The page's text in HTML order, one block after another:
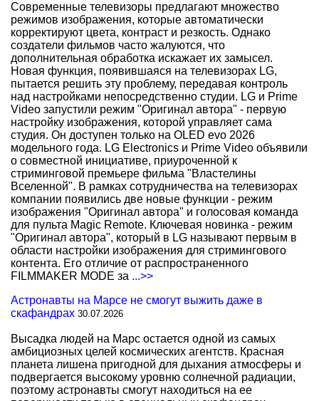
Современные телевизоры предлагают множество
режимов изображения, которые автоматически
корректируют цвета, контраст и резкость. Однако
создатели фильмов часто жалуются, что
дополнительная обработка искажает их замысел.
Новая функция, появившаяся на телевизорах LG,
пытается решить эту проблему, передавая контроль
над настройками непосредственно студии. LG и Prime
Video запустили режим "Оригинал автора" - первую
настройку изображения, которой управляет сама
студия. Он доступен только на OLED evo 2026
модельного года. LG Electronics и Prime Video объявили
о совместной инициативе, приуроченной к
стриминговой премьере фильма "Властелины
Вселенной". В рамках сотрудничества на телевизорах
компании появились две новые функции - режим
изображения "Оригинал автора" и голосовая команда
для пульта Magic Remote. Ключевая новинка - режим
"Оригинал автора", который в LG называют первым в
области настройки изображения для стримингового
контента. Его отличие от распространенного
FILMMAKER MODE за ...>>
Астронавты на Марсе не смогут выжить даже в
скафандрах 30.07.2026
Высадка людей на Марс остается одной из самых
амбициозных целей космических агентств. Красная
планета лишена пригодной для дыхания атмосферы и
подвергается высокому уровню солнечной радиации,
поэтому астронавты смогут находиться на ее